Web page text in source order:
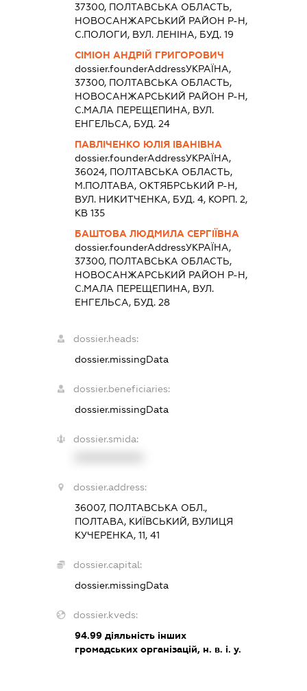
37300, ПОЛТАВСЬКА ОБЛАСТЬ,
НОВОСАНЖАРСЬКИЙ РАЙОН Р-Н,
С.ПОЛОГИ, ВУЛ. ЛЕНІНА, БУД. 19
СІМІОН АНДРІЙ ГРИГОРОВИЧ
dossier.founderAddressУКРАЇНА,
37300, ПОЛТАВСЬКА ОБЛАСТЬ,
НОВОСАНЖАРСЬКИЙ РАЙОН Р-Н,
С.МАЛА ПЕРЕЩЕПИНА, ВУЛ.
ЕНГЕЛЬСА, БУД. 24
ПАВЛІЧЕНКО ЮЛІЯ ІВАНІВНА
dossier.founderAddressУКРАЇНА,
36024, ПОЛТАВСЬКА ОБЛАСТЬ,
М.ПОЛТАВА, ОКТЯБРСЬКИЙ Р-Н,
ВУЛ. НИКИТЧЕНКА, БУД. 4, КОРП. 2,
КВ 135
БАШТОВА ЛЮДМИЛА СЕРГІЇВНА
dossier.founderAddressУКРАЇНА,
37300, ПОЛТАВСЬКА ОБЛАСТЬ,
НОВОСАНЖАРСЬКИЙ РАЙОН Р-Н,
С.МАЛА ПЕРЕЩЕПИНА, ВУЛ.
ЕНГЕЛЬСА, БУД. 28
dossier.heads:
dossier.missingData
dossier.beneficiaries:
dossier.missingData
dossier.smida:
dossier.address:
36007, ПОЛТАВСЬКА ОБЛ.,
ПОЛТАВА, КИЇВСЬКИЙ, ВУЛИЦЯ
КУЧЕРЕНКА, 11, 41
dossier.capital:
dossier.missingData
dossier.kveds:
94.99 діяльність інших
громадських організацій, н. в. і. у.